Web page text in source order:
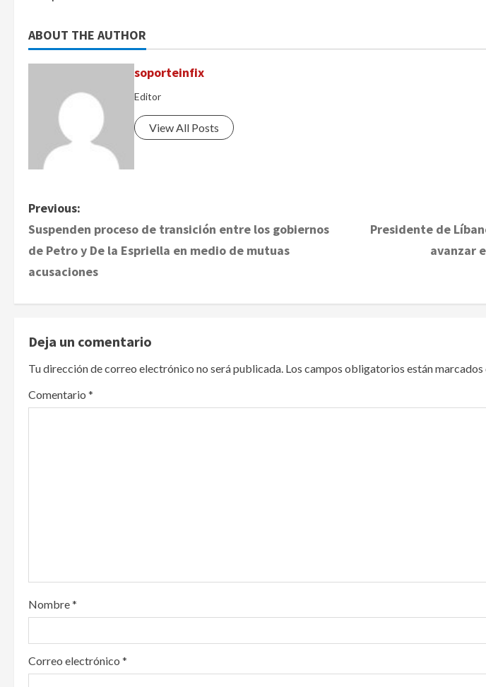
ABOUT THE AUTHOR
soporteinfix
Editor
View All Posts
P
o
s
t
n
a
v
n
Previous:
Suspenden proceso de transición entre los gobiernos
de Petro y De la Espriella en medio de mutuas
acusaciones
Presidente de
avanzar
Deja un comentario
Tu dirección de correo electrónico no será publicada. Los campos obligatorios están marcados
Comentario *
Nombre*
Correo electrónico *